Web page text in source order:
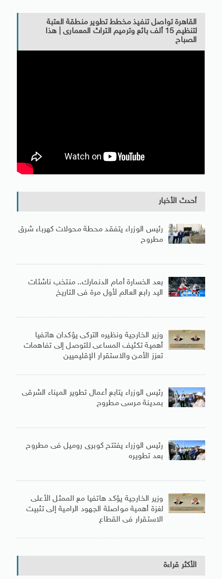
القاهرة تواصل تنفيذ مخطط تطوير منطقة العتبة
لتنظيم 15 ألف بائع وترميم التراث المعمارى | هذا
الصباح
أحدث الأخبار
رئيس الوزراء يتفقد محطة محولات كهرباء شرق
مطروح
بعد الخسارة أمام الدنمارك.. منتخب ناشئات
اليد رابع العالم لأول مرة فى التاريخ
وزير الخارجية ونظيره التركى يؤكدان هاتفيا
أهمية تكثيف المساعى للتوصل إلى تفاهمات
تعزز الأمن والاستقرار الإقليميين
رئيس الوزراء يتابع أعمال تطوير الميناء الشرقى
بمدينة مرسى مطروح
رئيس الوزراء يفتتح كوبرى روميل فى مطروح
بعد تطويره
وزير الخارجية يؤكد هاتفيا مع الممثل الأعلى
لغزة أهمية مواصلة الجهود الرامية إلى تثبيت
الاستقرار فى القطاع
الأكثر قراءة